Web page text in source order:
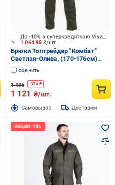
1 064.95 ₴/шт.
До -10% з суперкредиткою Visa Вигода
Брюки Топтрейдер "Комбат"
Светлая-Олива, (170-176см)
(56-58р) р.XL
оценить
1 495 -374₴
1 121 ₴/шт.
Cамовывоз Доставим